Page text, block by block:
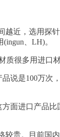
近，选用探
、LH)。
很多用进口
是100万次
进口产品比
贵。目前国